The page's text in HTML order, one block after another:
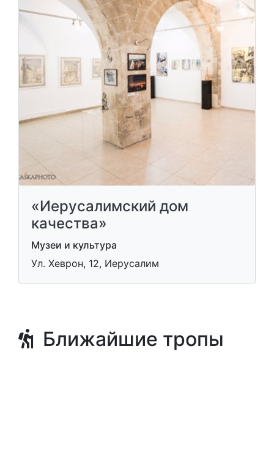
«Иерусалимский дом
качества»
Музеи и культура
Ул. Хеврон, 12, Иерусалим
Ближайшие тропы